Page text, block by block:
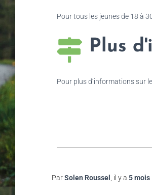
Pour tous les jeunes de 18 à
Plus
Pour plus d’informations sur
ParSolen Roussel , il y a 5 mois